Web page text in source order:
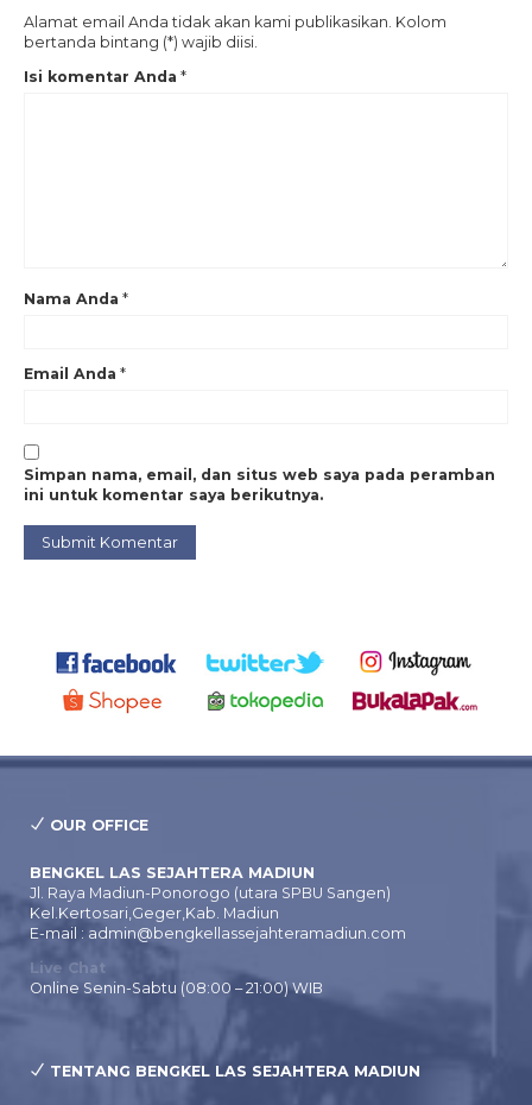
Alamat email Anda tidak akan kami publikasikan. Kolom
bertanda bintang (*) wajib diisi.
Isi komentar Anda *
Nama Anda *
Email Anda *
Simpan nama, email, dan situs web saya pada peramban
ini untuk komentar saya berikutnya.
OUR OFFICE
BENGKEL LAS SEJAHTERA MADIUN
Jl. Raya Madiun-Ponorogo (utara SPBU Sangen)
Kel.Kertosari,Geger,Kab. Madiun
E-mail : admin@bengkellassejahteramadiun.com
Live Chat
Online Senin-Sabtu (08:00 – 21:00) WIB
TENTANG BENGKEL LAS SEJAHTERA MADIUN